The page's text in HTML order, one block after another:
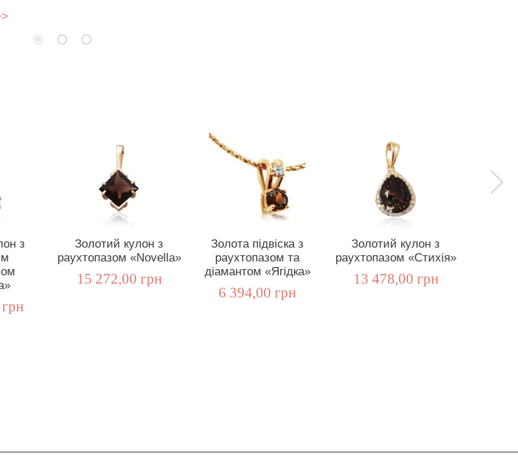
з
Золотий кулон з
раухтопазом «Novella»
15 272,00 грн
Золота підвіска з
раухтопазом та
діамантом «Ягідка»
6 394,00 грн
Золотий кулон з
раухтопазом «Стихія»
13 478,00 грн